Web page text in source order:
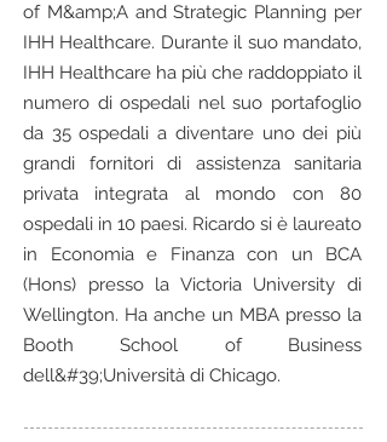
of M&amp;A and Strategic Planning per
IHH Healthcare. Durante il suo mandato,
IHH Healthcare ha più che raddoppiato il
numero di ospedali nel suo portafoglio
da 35 ospedali a diventare uno dei più
grandi fornitori di assistenza sanitaria
privata integrata al mondo con 80
ospedali in 10 paesi. Ricardo si è laureato
in Economia e Finanza con un BCA
(Hons) presso la Victoria University di
Wellington. Ha anche un MBA presso la
Booth School of Business
dell&#39;Università di Chicago.